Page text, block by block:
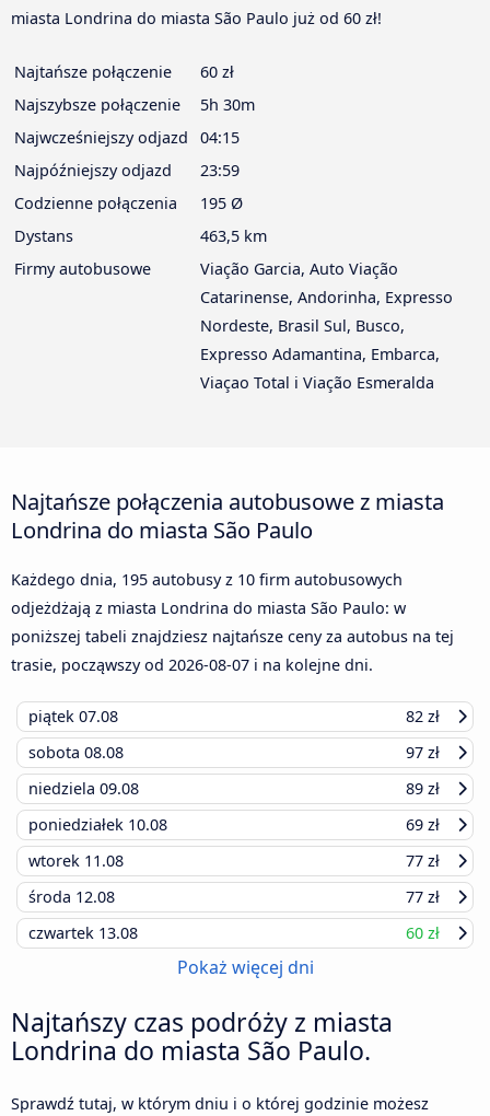
miasta Londrina do miasta São Paulo już od 60 zł!
Najtańsze połączenie
60 zł
Najszybsze połączenie
5h 30m
Najwcześniejszy odjazd
04:15
Najpóźniejszy odjazd
23:59
Codzienne połączenia
195 Ø
Dystans
463,5 km
Firmy autobusowe
Viação Garcia, Auto Viação
Catarinense, Andorinha, Expresso
Nordeste, Brasil Sul, Busco,
Expresso Adamantina, Embarca,
Viaçao Total i Viação Esmeralda
Najtańsze połączenia autobusowe z miasta
Londrina do miasta São Paulo
Każdego dnia, 195 autobusy z 10 firm autobusowych
odjeżdżają z miasta Londrina do miasta São Paulo: w
poniższej tabeli znajdziesz najtańsze ceny za autobus na tej
trasie, począwszy od 2026-08-07 i na kolejne dni.
piątek 07.08
82 zł
sobota 08.08
97 zł
niedziela 09.08
89 zł
poniedziałek 10.08
69 zł
wtorek 11.08
77 zł
środa 12.08
77 zł
czwartek 13.08 60 zł
Pokaż więcej dni
Najtańszy czas podróży z miasta
Londrina do miasta São Paulo.
Sprawdź tutaj, w którym dniu i o której godzinie możesz